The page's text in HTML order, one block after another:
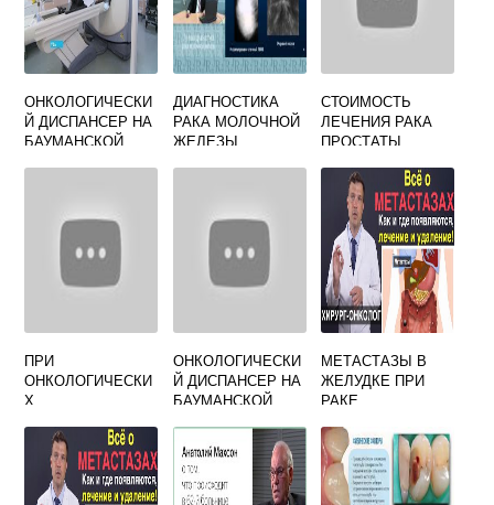
ОНКОЛОГИЧЕСКИ
Й ДИСПАНСЕР НА
БАУМАНСКОЙ
ДИАГНОСТИКА
РАКА МОЛОЧНОЙ
ЖЕЛЕЗЫ
СТОИМОСТЬ
ЛЕЧЕНИЯ РАКА
ПРОСТАТЫ
ПРИ
ОНКОЛОГИЧЕСКИ
Х
ЧАЩЕ ВСЕГО
НАБЛЮДАЕТСЯ
ОНКОЛОГИЧЕСКИ
Й ДИСПАНСЕР НА
БАУМАНСКОЙ
МЕТАСТАЗЫ В
ЖЕЛУДКЕ ПРИ
РАКЕ